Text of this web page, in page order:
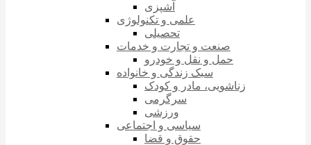
آشپزی
علمی و تکنولوژی
تحصیلی
صنعت و تجارت و خدمات
حمل و نقل و خودرو
سبک زندگی و خانواده
زناشویی، مادر و کودک
سرگرمی
ورزشی
سیاسی و اجتماعی
حقوق و قضا